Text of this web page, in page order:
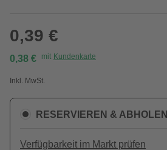
0,39 €
0,38 € mit Kundenkarte
Inkl. MwSt.
RESERVIEREN & ABHOLEN
Verfügbarkeit im Markt prüfen